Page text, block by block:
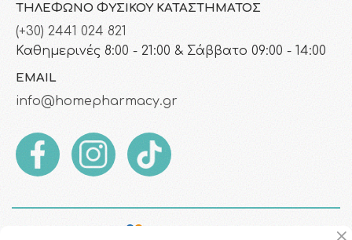
ΤΗΛΈΦΩΝΟ ΦΥΣΙΚΟΎ ΚΑΤΑΣΤΉΜΑΤΟΣ
(+30) 2441 024 821
Καθημερινές 8:00 - 21:00 & Σάββατο 09:00 - 14:00
EMAIL
info@homepharmacy.gr